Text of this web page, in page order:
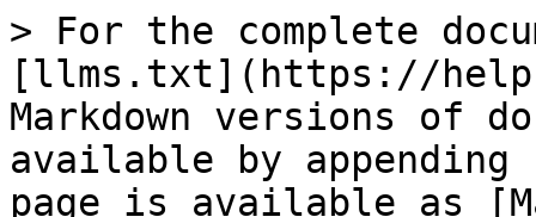
> For the complete
[llms.txt](https://
Markdown versions of
available by
page is available as